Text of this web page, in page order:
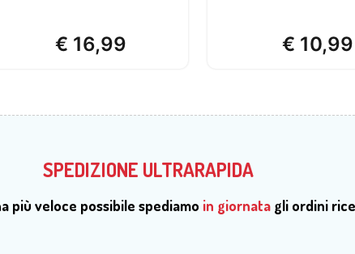
€ 16,99 € 10,99
SPEDIZIONE ULTRARAPIDA
più veloce possibile spediamo in giornatagli ordini